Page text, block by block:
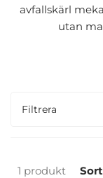
avfallskärl
utan
Filtrera
1 produkt